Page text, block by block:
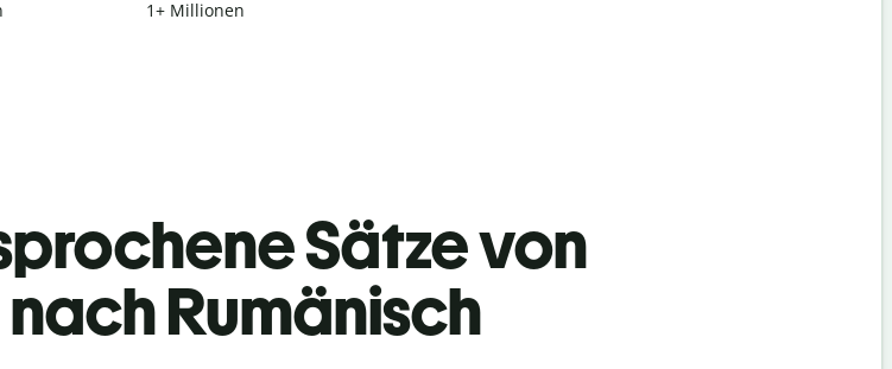
1+ Millionen
Sätze von
Rumänisch